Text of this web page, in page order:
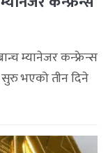
म्यानेजर कन्फ्रेन्स
भएको तीन दिने
साथ भब्य साथ